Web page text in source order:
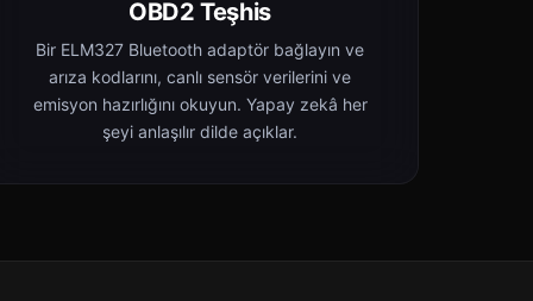
OBD2 Teşhis
Bir ELM327 Bluetooth adaptör bağlayın ve
arıza kodlarını, canlı sensör verilerini ve
emisyon hazırlığını okuyun. Yapay zekâ her
şeyi anlaşılır dilde açıklar.